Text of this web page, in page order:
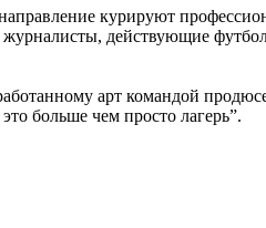
курируют
действующие
арт командой
больше чем просто лагерь”.